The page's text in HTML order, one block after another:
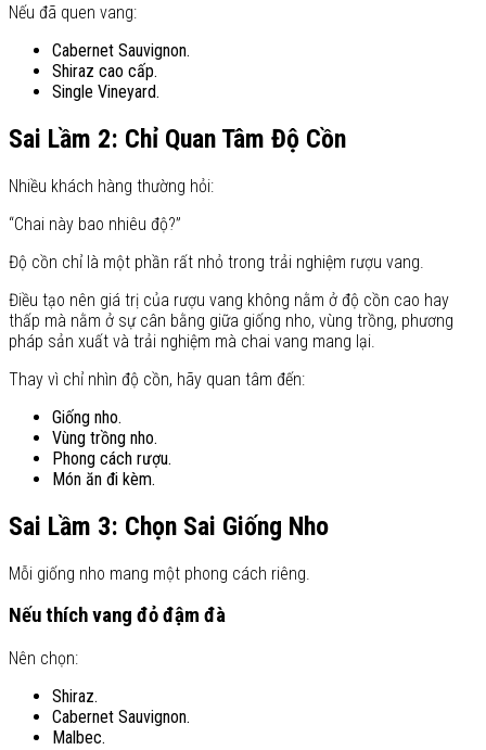
Nếu đã quen vang:
Cabernet Sauvignon.
Shiraz cao cấp.
Single Vineyard.
Sai Lầm 2: Chỉ Quan Tâm Độ Cồn
Nhiều khách hàng thường hỏi:
“Chai này bao nhiêu độ?”
Độ cồn chỉ là một phần rất nhỏ trong trải nghiệm rượu vang.
Điều tạo nên giá trị của rượu vang không nằm ở độ cồn cao hay
thấp mà nằm ở sự cân bằng giữa giống nho, vùng trồng, phương
pháp sản xuất và trải nghiệm mà chai vang mang lại.
Thay vì chỉ nhìn độ cồn, hãy quan tâm đến:
Giống nho.
Vùng trồng nho.
Phong cách rượu.
Món ăn đi kèm.
Sai Lầm 3: Chọn Sai Giống Nho
Mỗi giống nho mang một phong cách riêng.
Nếu thích vang đỏ đậm đà
Nên chọn:
Shiraz.
Cabernet Sauvignon.
Malbec.